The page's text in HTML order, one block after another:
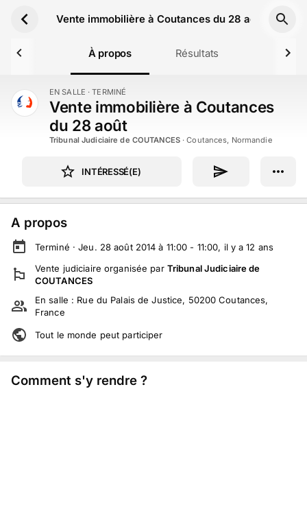
Vente immobilière à Coutances du 28 août
À propos Résultats
TERMINÉ EN SALLE · TERMINÉ
Vente immobilière à Coutances
du 28 août
Tribunal Judiciaire de COUTANCES·Coutances, Normandie
INTÉRESSÉ(E)
A propos
Terminé ·Jeu. 28 août 2014 à 11:00 - 11:00, il y a12 ans
Vente judiciaire organisée par Tribunal Judiciaire de
COUTANCES
En salle : Rue du Palais de Justice, 50200 Coutances,
France
Tout le monde peut participer
Comment s'y rendre ?